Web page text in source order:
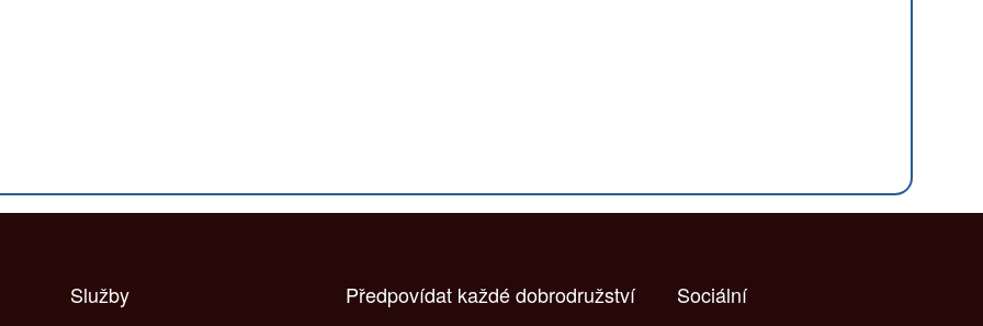
Služby Sociální
Předpovídat každé dobrodružství